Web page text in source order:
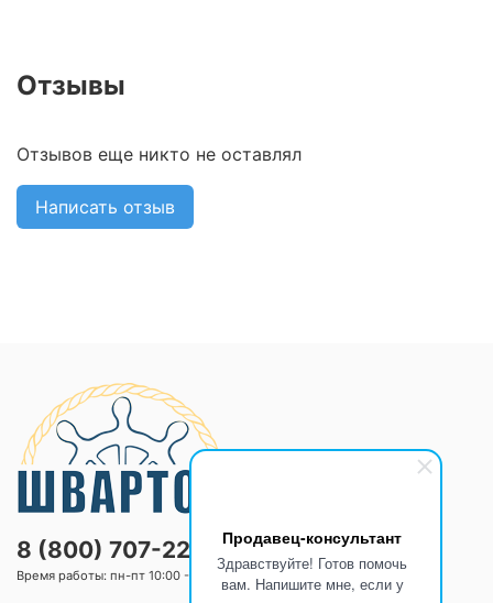
Продавец-консультант
Здравствуйте! Готов помочь
вам. Напишите мне, если у
Отзывы
Отзывов еще никто не оставлял
Написать отзыв
8 (800) 707-2205
Время работы: пн-пт 10:00 -20:00 сб-вс 10:00 -18:00